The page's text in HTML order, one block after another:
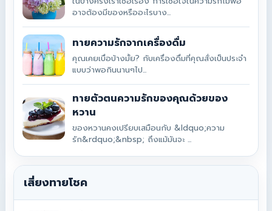
อาจต้องมีของหรืออะไรบาง...
ทายความรักจากเครื่องดื่ม
คุณเคยเบื่อบ้างมั้ย? กับเครื่องดื่มที่คุณสั่งเป็นประจำ
แบบว่าพอกินนานๆไป...
ทายตัวตนความรักของคุณด้วยของ
หวาน
ของหวานคงเปรียบเสมือนกับ &ldquo;ความ
รัก&rdquo;&nbsp; ถึงแม้มันจะ ...
เสี่ยงทายโชค